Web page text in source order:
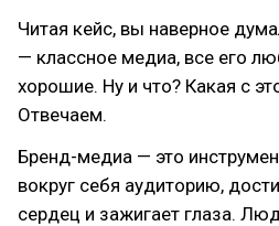
Читая кейс, вы наверное
— классное медиа, все его
хорошие. Ну и что? Какая с
Отвечаем.
Бренд-медиа — это
вокруг себя аудиторию,
сердец и зажигает глаза.